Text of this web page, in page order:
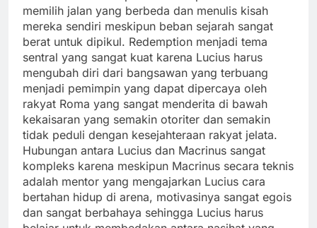
memilih jalan yang berbeda dan menulis kisah
mereka sendiri meskipun beban sejarah sangat
berat untuk dipikul. Redemption menjadi tema
sentral yang sangat kuat karena Lucius harus
mengubah diri dari bangsawan yang terbuang
menjadi pemimpin yang dapat dipercaya oleh
rakyat Roma yang sangat menderita di bawah
kekaisaran yang semakin otoriter dan semakin
tidak peduli dengan kesejahteraan rakyat jelata.
Hubungan antara Lucius dan Macrinus sangat
kompleks karena meskipun Macrinus secara teknis
adalah mentor yang mengajarkan Lucius cara
bertahan hidup di arena, motivasinya sangat egois
dan sangat berbahaya sehingga Lucius harus